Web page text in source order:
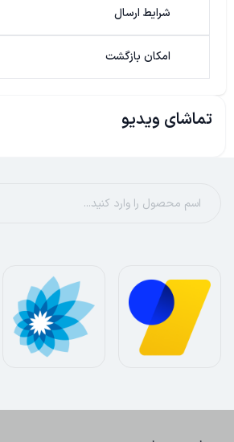
شرایط ارسال
امکان بازگشت
تماشای ویدیو